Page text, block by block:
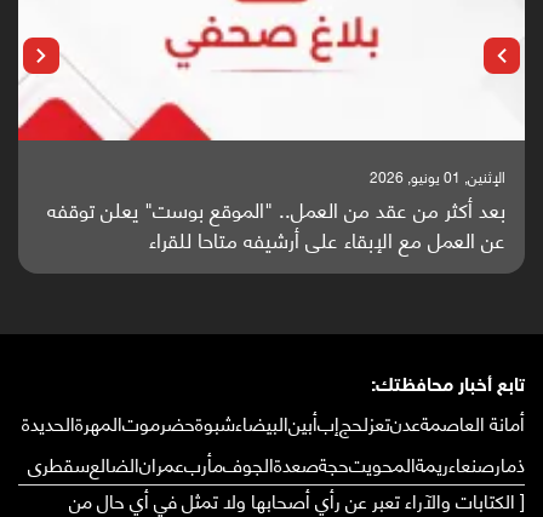
الإثنين, 25 مايو, 2026
باحثون من اليمن يدخلون سباق أبحاث ألزهايمر بدراسة
واعدة منشورة عالميا (ترجمة)
تابع أخبار محافظتك:
أمانة العاصمةعدنتعزلحجإبأبينالبيضاءشبوةحضرموتالمهرةالحديدة
ذمارصنعاءريمةالمحويتحجةصعدةالجوفمأربعمرانالضالعسقطرى
[ الكتابات والآراء تعبر عن رأي أصحابها ولا تمثل في أي حال من